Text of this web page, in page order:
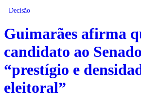
Decisão
Guimarães afirma
candidato ao
“prestígio e
eleitoral”